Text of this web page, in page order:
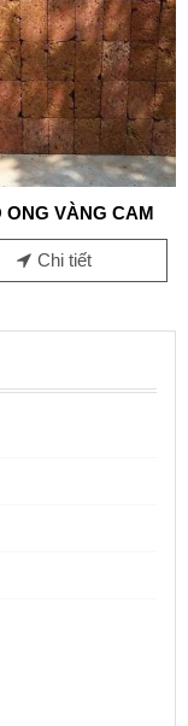
ONG VÀNG CAM
Chi tiết